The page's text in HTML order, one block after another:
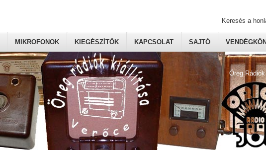
Öreg
MIKROFONOK KIEGÉSZÍTŐK KAPCSOLAT SAJTÓ
Keresés a